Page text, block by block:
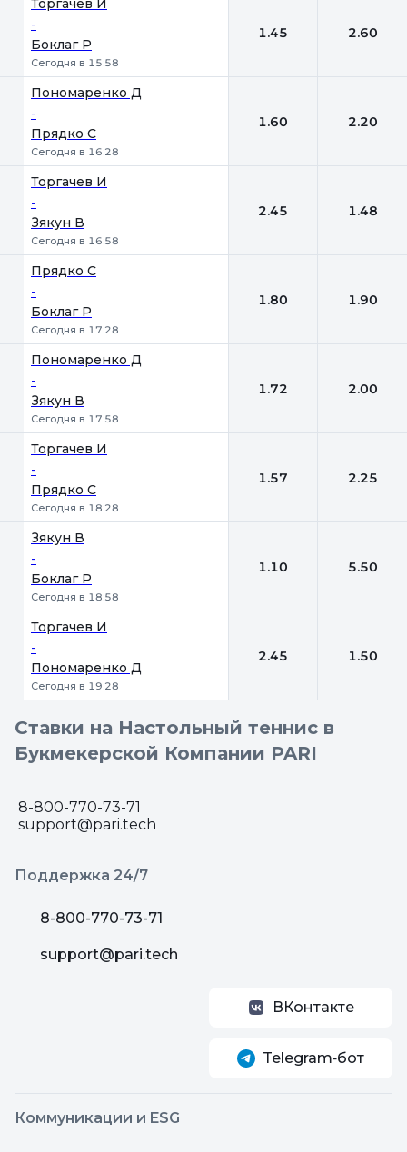
Торгачев И
-
Боклаг Р
Сегодня в 15:58
1.45 2.60
Пономаренко Д
-
Прядко С
Сегодня в 16:28
1.60 2.20
Торгачев И
-
Зякун В
Сегодня в 16:58
2.45 1.48
Прядко С
-
Боклаг Р
Сегодня в 17:28
1.80 1.90
Пономаренко Д
-
Зякун В
Сегодня в 17:58
1.72 2.00
Торгачев И
-
Прядко С
Сегодня в 18:28
1.57 2.25
Зякун В
-
Боклаг Р
Сегодня в 18:58
1.10 5.50
Торгачев И
-
Пономаренко Д
Сегодня в 19:28
2.45 1.50
Ставки на Настольный теннис в
Букмекерской Компании PARI
8-800-770-73-71
support@pari.tech
Поддержка 24/7
8-800-770-73-71
support@pari.tech
ВКонтакте
Telegram‑бот
Коммуникации и ESG